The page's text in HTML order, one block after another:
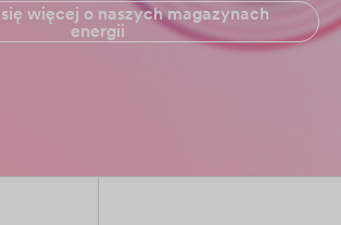
więcej o naszych magazynach
energii